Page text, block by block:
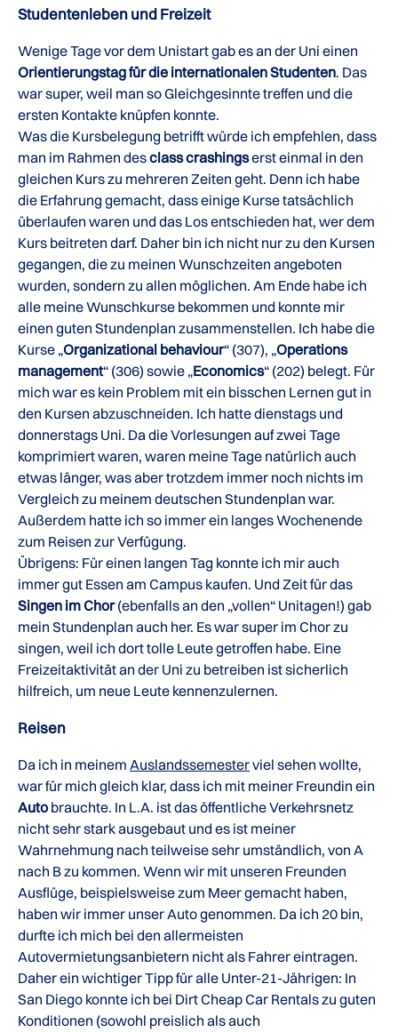
Studentenleben und Freizeit
Wenige Tage vor dem Unistart gab es an der Uni einen
Orientierungstag für die internationalen Studenten. Das
war super, weil man so Gleichgesinnte treffen und die
ersten Kontakte knüpfen konnte.
Was die Kursbelegung betrifft würde ich empfehlen, dass
man im Rahmen desclass crashingserst einmal in den
gleichen Kurs zu mehreren Zeiten geht. Denn ich habe
die Erfahrung gemacht, dass einige Kurse tatsächlich
überlaufen waren und das Los entschieden hat, wer dem
Kurs beitreten darf. Daher bin ich nicht nur zu den Kursen
gegangen, die zu meinen Wunschzeiten angeboten
wurden, sondern zu allen möglichen. Am Ende habe ich
alle meine Wunschkurse bekommen und konnte mir
einen guten Stundenplan zusammenstellen. Ich habe die
Kurse „Organizational behaviour“ (307), „Operations
management“ (306) sowie „Economics“ (202) belegt. Für
mich war es kein Problem mit ein bisschen Lernen gut in
den Kursen abzuschneiden. Ich hatte dienstags und
donnerstags Uni. Da die Vorlesungen auf zwei Tage
komprimiert waren, waren meine Tage natürlich auch
etwas länger, was aber trotzdem immer noch nichts im
Vergleich zu meinem deutschen Stundenplan war.
Außerdem hatte ich so immer ein langes Wochenende
zum Reisen zur Verfügung.
Übrigens: Für einen langen Tag konnte ich mir auch
immer gut Essen am Campus kaufen. Und Zeit für das
Singen im Chor(ebenfalls an den „vollen“ Unitagen!) gab
mein Stundenplan auch her. Es war super im Chor zu
singen, weil ich dort tolle Leute getroffen habe. Eine
Freizeitaktivität an der Uni zu betreiben ist sicherlich
hilfreich, um neue Leute kennenzulernen.
Reisen
Da ich in meinem Auslandssemesterviel sehen wollte,
war für mich gleich klar, dass ich mit meiner Freundin ein
Auto brauchte. In L.A. ist das öffentliche Verkehrsnetz
nicht sehr stark ausgebaut und es ist meiner
Wahrnehmung nach teilweise sehr umständlich, von A
nach B zu kommen. Wenn wir mit unseren Freunden
Ausflüge, beispielsweise zum Meer gemacht haben,
haben wir immer unser Auto genommen. Da ich 20 bin,
durfte ich mich bei den allermeisten
Autovermietungsanbietern nicht als Fahrer eintragen.
Daher ein wichtiger Tipp für alle Unter-21-Jährigen: In
San Diego konnte ich bei Dirt Cheap Car Rentals zu guten
Konditionen (sowohl preislich als auch